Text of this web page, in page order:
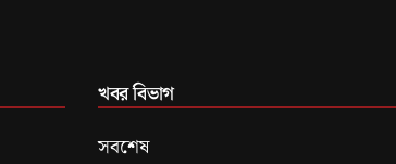
খবর বিভাগ
সবশেষ